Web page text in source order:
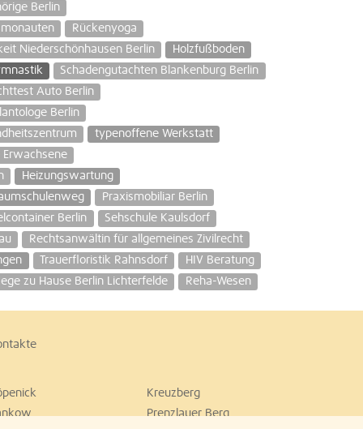
Berlin
Rückenyoga
Niederschönhausen Berlin
Holzfußboden
Schadengutachten Blankenburg Berlin
Auto Berlin
Berlin
typenoffene Werkstatt
Erwachsene
Heizungswartung
Praxismobiliar Berlin
Berlin
Sehschule Kaulsdorf
Rechtsanwältin für allgemeines Zivilrecht
Trauerfloristik Rahnsdorf
HIV Beratung
zu Hause Berlin Lichterfelde Reha-Wesen
Kreuzberg
Prenzlauer Berg